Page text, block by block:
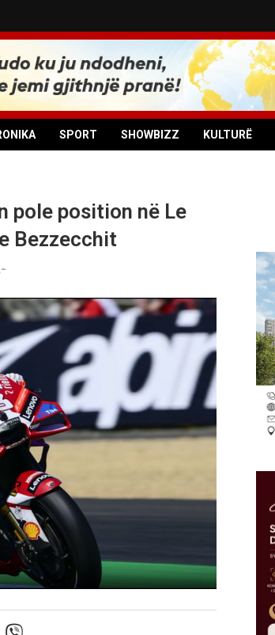
SPORT SHOWBIZZ KULTURË
pole position në Le
Bezzecchit